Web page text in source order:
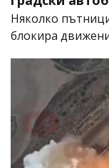
Няколко
блокира